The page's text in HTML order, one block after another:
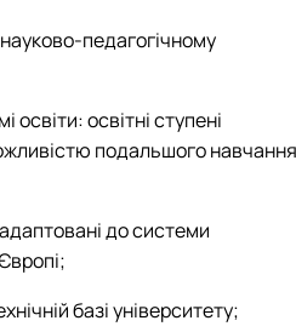
педагогічному
освіти: освітні ступені
подальшого навчання
до системи
базі університету;